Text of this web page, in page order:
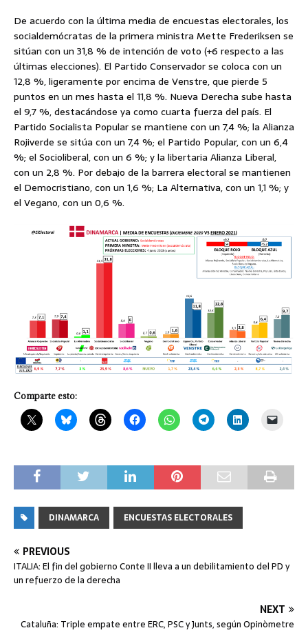
De acuerdo con la última media de encuestas electorales, los
socialdemócratas de la primera ministra Mette Frederiksen se
sitúan con un 31,8 % de intención de voto (+6 respecto a las
últimas elecciones). El Partido Conservador se coloca con un
12,8 %, ligeramente por encima de Venstre, que pierde 5
puntos en un mes hasta el 11,8 %. Nueva Derecha sube hasta
el 9,7 %, destacándose ya como cuarta fuerza del país. El
Partido Socialista Popular se mantiene con un 7,4 %; la Alianza
Rojiverde se sitúa con un 7,4 %; el Partido Popular, con un 6,4
%; el Socioliberal, con un 6 %; y la libertaria Alianza Liberal,
con un 2,8 %. Por debajo de la barrera electoral se mantienen
el Democristiano, con un 1,6 %; La Alternativa, con un 1,1 %; y
el Vegano, con un 0,6 %.
Comparte esto:
DINAMARCA ENCUESTAS ELECTORALES
PREVIOUS
ITALIA: El fin del gobierno Conte II lleva a un debilitamiento del PD y
un refuerzo de la derecha
NEXT
Cataluña: Triple empate entre ERC, PSC y Junts, según Opinòmetre